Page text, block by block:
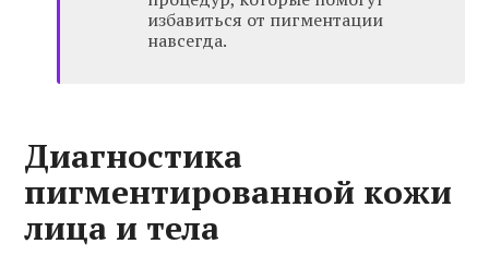
избавиться от пигментации
навсегда.
Диагностика
пигментированной кожи
лица и тела